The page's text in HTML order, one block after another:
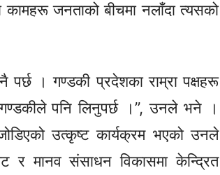
कामहरू जनताको बीचमानलाँदात्यसको
पर्छ । गण्डकी प्रदेशका राम्रा पक्षहरू
पनि लिनुपर्छ ।”, उनले भने ।
उत्कृष्ट कार्यक्रम भएको उनले
र मानव संसाधन विकासमा केन्द्रित